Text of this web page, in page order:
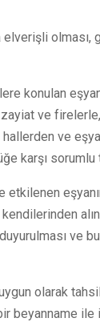
olması,
konulan
ve firelerle,
ve
karşı sorumlu
ve
uygun olarak
beyanname ile